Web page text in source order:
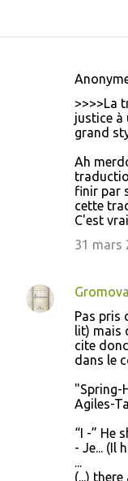
r
e
>>>>La
justice à
grand
Ah
finir par
cette
C'est
31 mars
Pas pris
lit) mais
cite
dans le
"Spring-
Agiles-
“I -” He
- Je... (Il
(...)